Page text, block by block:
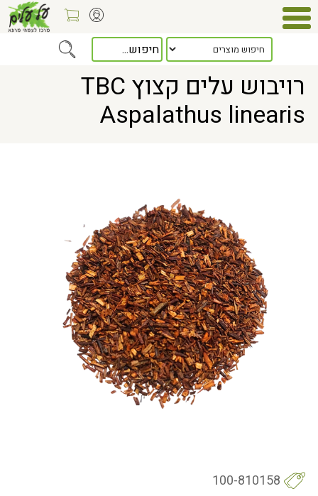
> רויבוש עלים קצוץ TBC Aspalathus linearis
רויבוש עלים קצוץ TBC
Aspalathus linearis
100-810158